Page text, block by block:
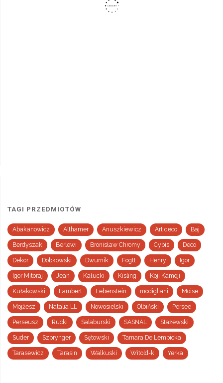
TAGI PRZEDMIOTÓW
Abakanowicz Althamer Anuszkiewicz Art deco Baj
Berdyszak Berlewi Bronisław Chromy Cybis Deco
Dekor Dobkowski Dwurnik Fogtt Henry Igor
Igor Mitoraj Jean Kałucki Kisling Koji Kamoji
Kułakowski Lambert Lebenstein modigliani Moise
Mojżesz Natalia LL Nowosielski Olbiński Persee
Perseusz Rucki Salaburski SASNAL Stażewski
Suder Szprynger Sętowski Tamara De Lempicka
Tarasewicz Tarasin Walkuski Witold-k Yerka